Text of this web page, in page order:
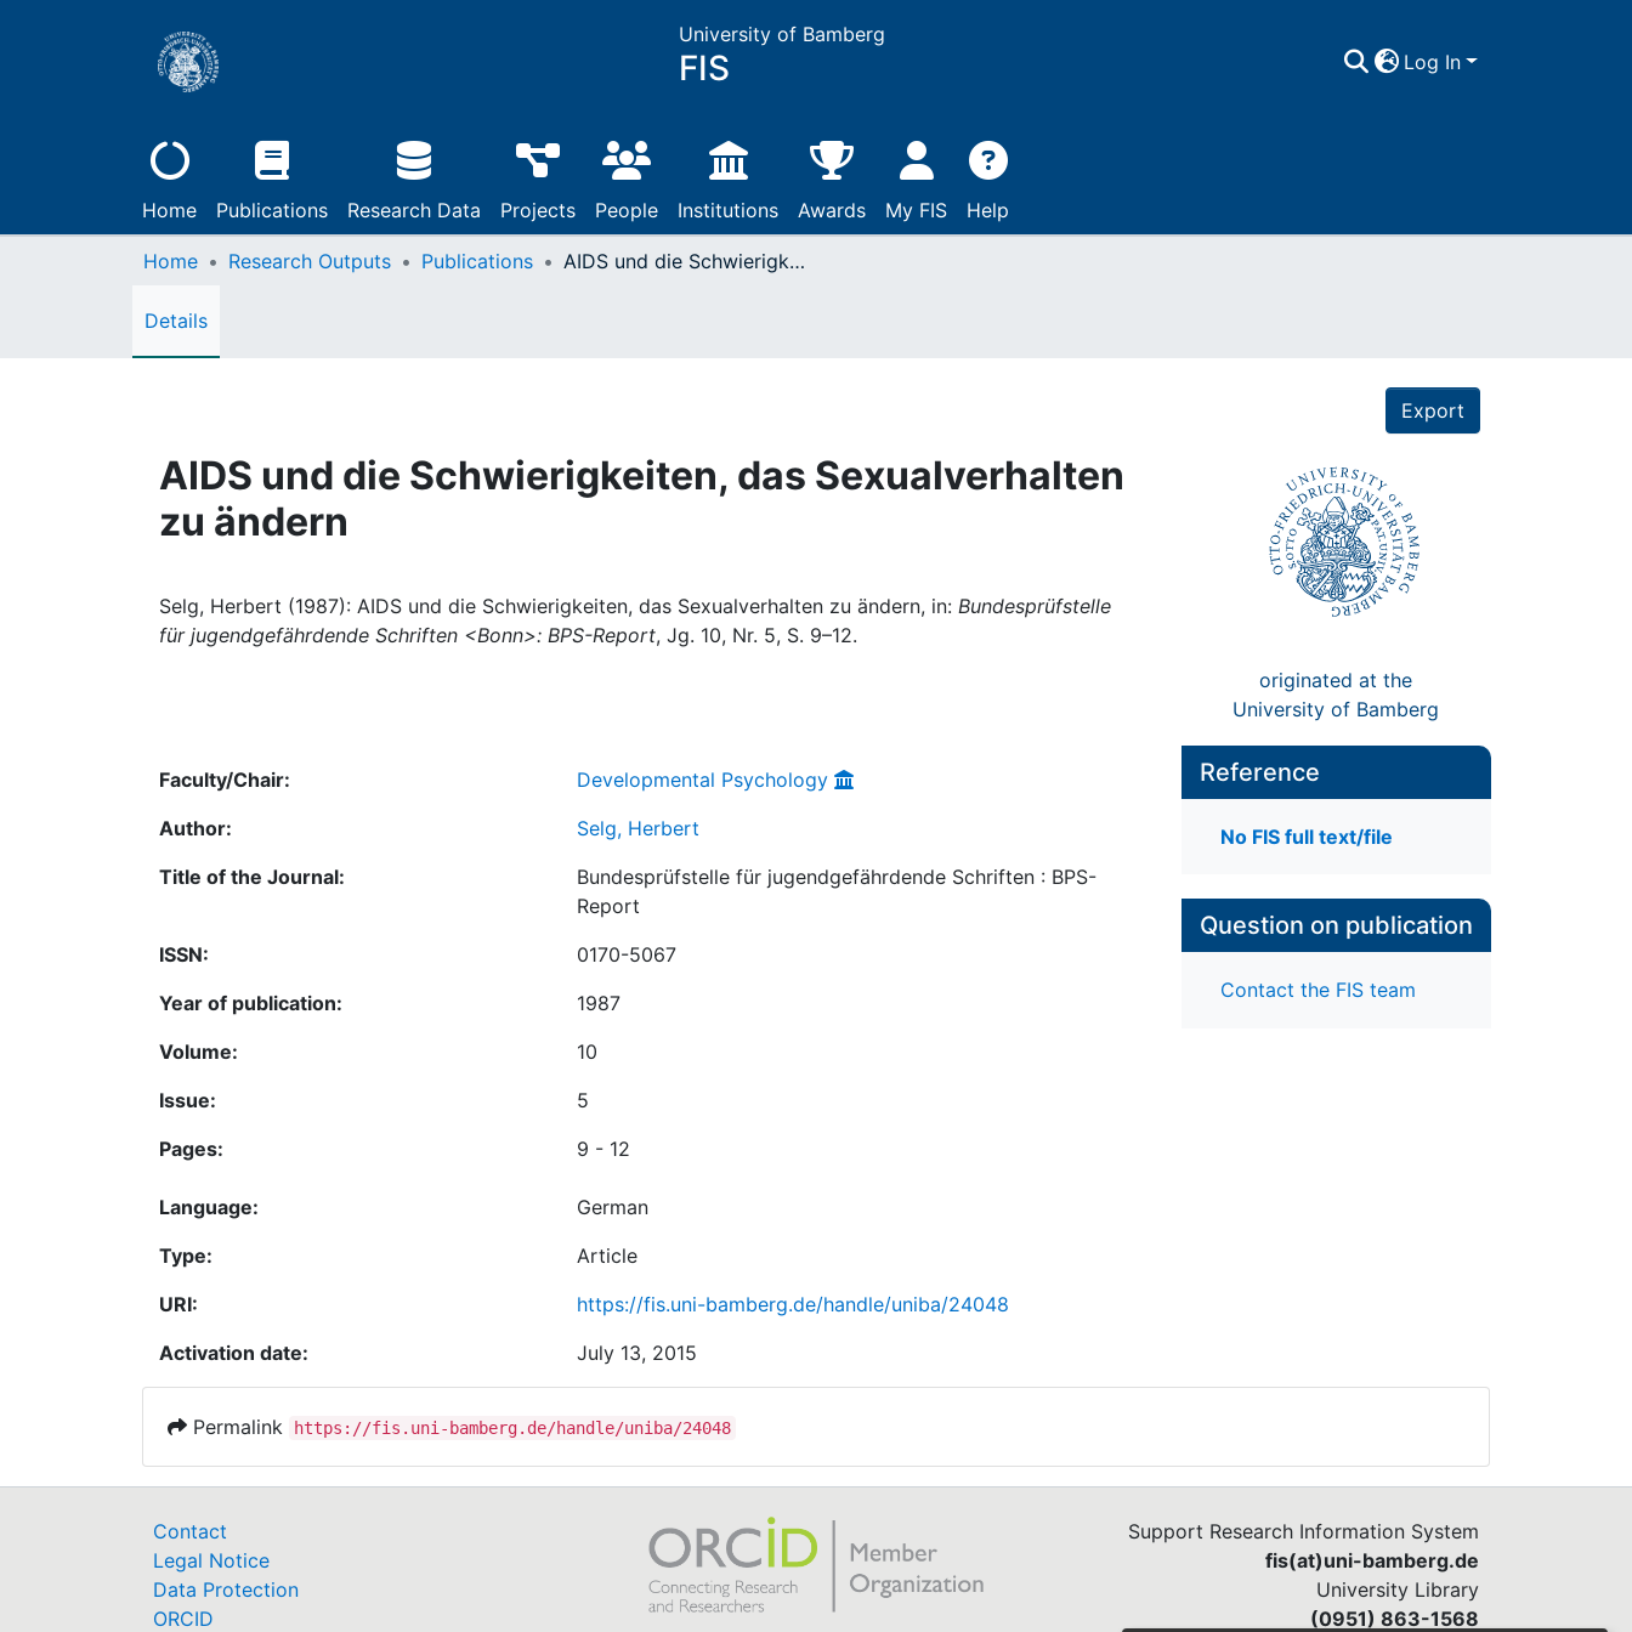
University of Bamberg
FIS Log In
Home Publications Research Data Projects People Institutions Awards My FIS Help
Home Research Outputs Publications AIDS und die Schwierigkeiten, das Sexualverhalten zu ändern
Details
Export
AIDS und die Schwierigkeiten, das Sexualverhalten
zu ändern
Selg, Herbert (1987): AIDS und die Schwierigkeiten, das Sexualverhalten zu ändern, in: Bundesprüfstelle
für jugendgefährdende Schriften <Bonn>: BPS-Report, Jg. 10, Nr. 5, S. 9–12.
originated at the
University of Bamberg
Faculty/Chair:
Developmental Psychology
Author:
Selg, Herbert
Title of the Journal:
Bundesprüfstelle für jugendgefährdende Schriften : BPS-
Report
ISSN:
0170-5067
Year of publication:
1987
Volume:
10
Issue:
5
Pages:
9 - 12
Language:
German
Type:
Article
URI:
https://fis.uni-bamberg.de/handle/uniba/24048
Activation date:
July 13, 2015
Reference
No FIS full text/file
Question on publication
Contact the FIS team
Permalink https://fis.uni-bamberg.de/handle/uniba/24048
Contact
Legal Notice
Data Protection
ORCID
Support Research Information System
fis(at)uni-bamberg.de
University Library
(0951) 863-1568